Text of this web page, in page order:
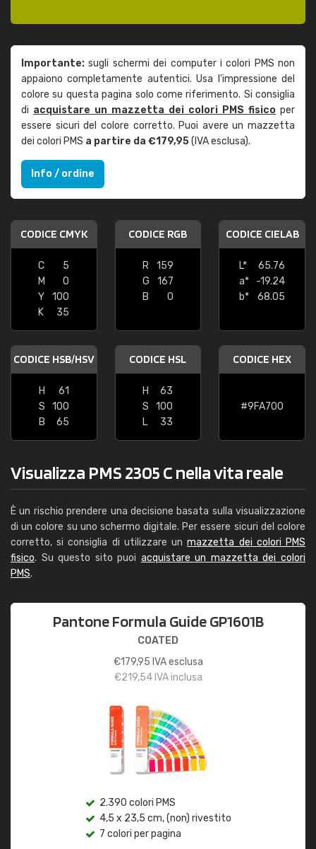
Importante: sugli schermi dei computer i colori PMS non
appaiono completamente autentici. Usa l'impressione del
colore su questa pagina solo come riferimento. Si consiglia
di acquistare un mazzetta dei colori PMS fisico per
essere sicuri del colore corretto. Puoi avere un mazzetta
dei colori PMS a partire da €179,95(IVA esclusa).
Info / ordine
CODICE CMYK
C
5
M
0
Y
100
K
35
CODICE RGB
R
159
G
167
B
0
CODICE CIELAB
L*
65.76
a*
-19.24
b*
68.05
CODICE HSB/HSV
H
61
S
100
B
65
CODICE HSL
H
63
S
100
L
33
CODICE HEX
#9FA700
Visualizza PMS 2305 C nella vita reale
È un rischio prendere una decisione basata sulla visualizzazione
di un colore su uno schermo digitale. Per essere sicuri del colore
corretto, si consiglia di utilizzare unmazzetta dei colori PMS
fisico. Su questo sito puoi acquistare un mazzetta dei colori
PMS.
Pantone Formula Guide GP1601B
COATED
€179,95 IVA esclusa
€219,54IVA inclusa
2.390 colori PMS
4,5 x 23,5 cm, (non) rivestito
7 colori per pagina